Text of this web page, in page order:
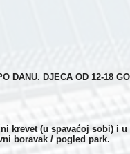
DANU. DJECA OD 12-18
krevet (u spavaćoj sobi) i
boravak / pogled park.